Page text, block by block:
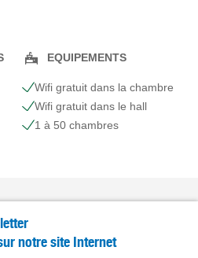
EQUIPEMENTS
Wifi gratuit dans la chambre
Wifi gratuit dans le hall
1 à 50 chambres
notre site Internet